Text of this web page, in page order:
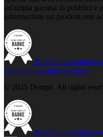
un'ampia gamma di pubblici e
informazioni sui prodotti non
si apre in una nuova
si apre in una nuova scheda
© 2025 Dompé. All rights
si apre in una nuova